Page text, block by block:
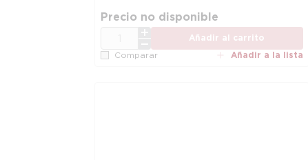
Precio no disponible
Añadir al carrito
Comparar Añadir a la lista